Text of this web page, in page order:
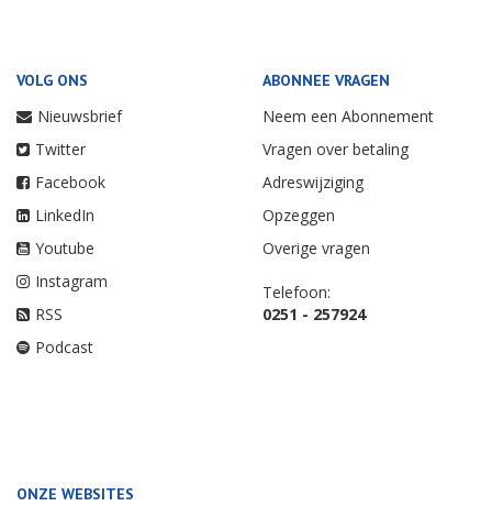
VOLG ONS
Nieuwsbrief
Twitter
Facebook
LinkedIn
Youtube
Instagram
RSS
Podcast
ABONNEE VRAGEN
Neem een Abonnement
Vragen over betaling
Adreswijziging
Opzeggen
Overige vragen
Telefoon:
0251 - 257924
ONZE WEBSITES